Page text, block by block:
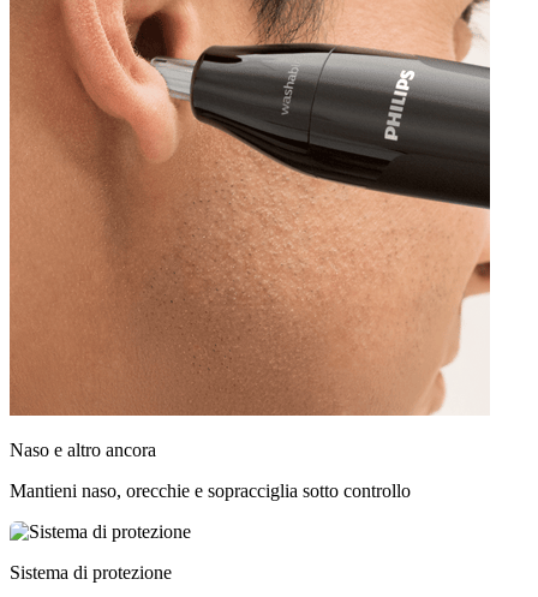
Naso e altro ancora
Mantieni naso, orecchie e sopracciglia sotto controllo
Sistema di protezione